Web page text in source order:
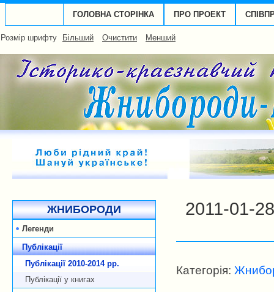
ГОЛОВНА СТОРІНКА ПРО ПРОЕКТ
Розмір шрифту Більший Очистити Менший
ЖНИБОРОДИ
Легенди
Публікації
Публікації 2010-2014 рp.
Публікації у книгах
2011-01-
Категорія: